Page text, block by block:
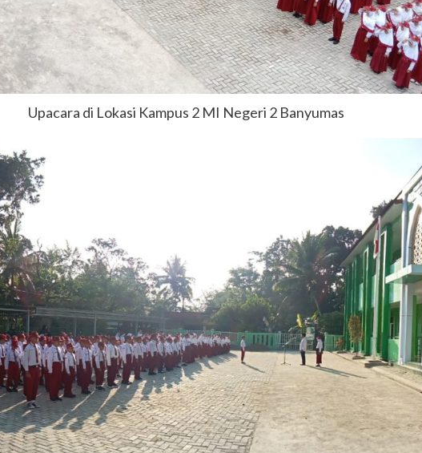
Upacara di Lokasi Kampus 2 MI Negeri 2 Banyumas